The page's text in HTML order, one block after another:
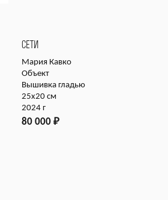
СЕТИ
Мария Кавко
Объект
Вышивка гладью
25х20 см
2024 г
80 000 ₽